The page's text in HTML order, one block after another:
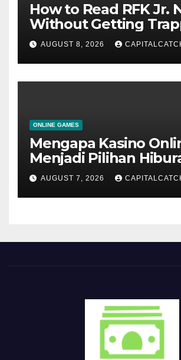
How to Read RFK Jr.
Without Getting
One Narrative
AUGUST 8, 2026
ONLINE GAMES
Mengapa Kasino
Menjadi Pilihan
Digital bagi Banyak
Pengguna
AUGUST 7, 2026